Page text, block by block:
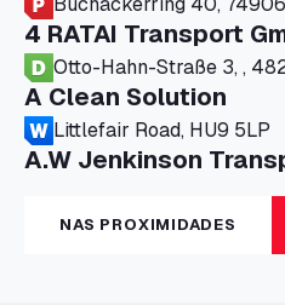
4 RATAI Transport
Otto-Hahn-
A Clean Solution
Littlefair Road, HU9 5LP
A.W Jenkinson
Progress House, ME11
A+G Nettetal - Depot
Am Panneschopp 7,
NAS PROXIMIDADES